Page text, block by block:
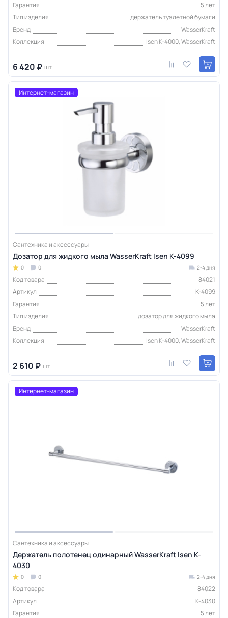
Гарантия
5 лет
Тип изделия
держатель туалетной бумаги
Бренд
WasserKraft
Коллекция
Isen K-4000, WasserKraft
6 420 ₽ шт
Интернет-магазин
Сантехника и аксессуары
Дозатор для жидкого мыла WasserKraft Isen K-4099
0 0 2-4 дня
Код товара
84021
Артикул
K-4099
Гарантия
5 лет
Тип изделия
дозатор для жидкого мыла
Бренд
WasserKraft
Коллекция
Isen K-4000, WasserKraft
2 610 ₽ шт
Интернет-магазин
Сантехника и аксессуары
Держатель полотенец одинарный WasserKraft Isen K-
4030
0 0 2-4 дня
Код товара
84022
Артикул
K-4030
Гарантия
5 лет